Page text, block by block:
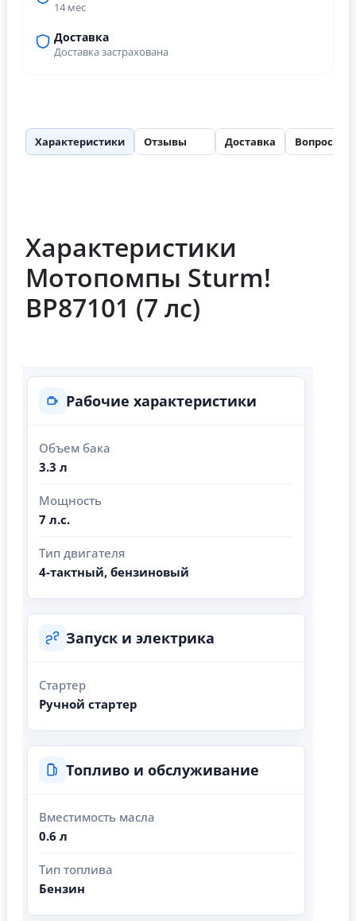
14 мес
Доставка
Доставка застрахована
Характеристики Отзывы Доставка Вопросы
Характеристики
Мотопомпы Sturm!
BP87101 (7 лс)
Рабочие характеристики
Объем бака
3.3 л
Мощность
7 л.с.
Тип двигателя
4-тактный, бензиновый
Запуск и электрика
Стартер
Ручной стартер
Топливо и обслуживание
Вместимость масла
0.6 л
Тип топлива
Бензин